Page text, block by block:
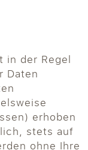
in der Regel
Daten
erhoben
stets auf
ohne Ihre